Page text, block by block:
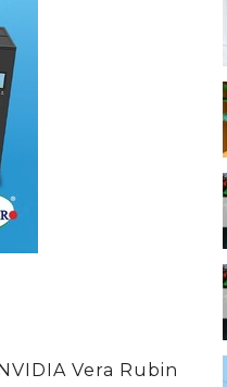
NVIDIA Vera Rubin